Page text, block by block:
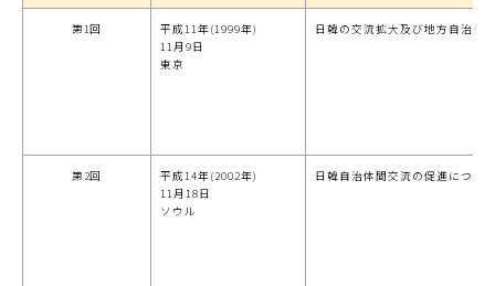
第1回
平成11年(1999年)
11月9日
東京
日韓の交流拡大及び地方自治の
第2回
平成14年(2002年)
11月18日
ソウル
日韓自治体間交流の促進につい